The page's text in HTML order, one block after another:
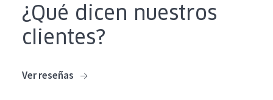
Crema de día
Crema de noche
¿Qué dicen nuestros
clientes?
Ver reseñas